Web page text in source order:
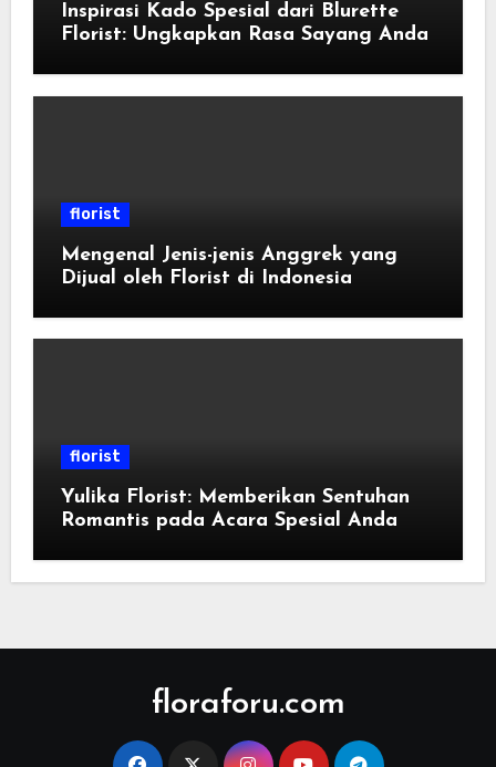
Inspirasi Kado Spesial dari Blurette
Florist: Ungkapkan Rasa Sayang Anda
florist
Mengenal Jenis-jenis Anggrek yang
Dijual oleh Florist di Indonesia
florist
Yulika Florist: Memberikan Sentuhan
Romantis pada Acara Spesial Anda
floraforu.com